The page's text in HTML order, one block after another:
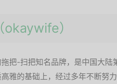
）
把-扫把知名品牌，是中国大
雅的基础上，经过多年不断努